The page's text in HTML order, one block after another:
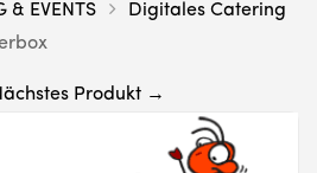
& EVENTS
Digitales Catering
Produkt →